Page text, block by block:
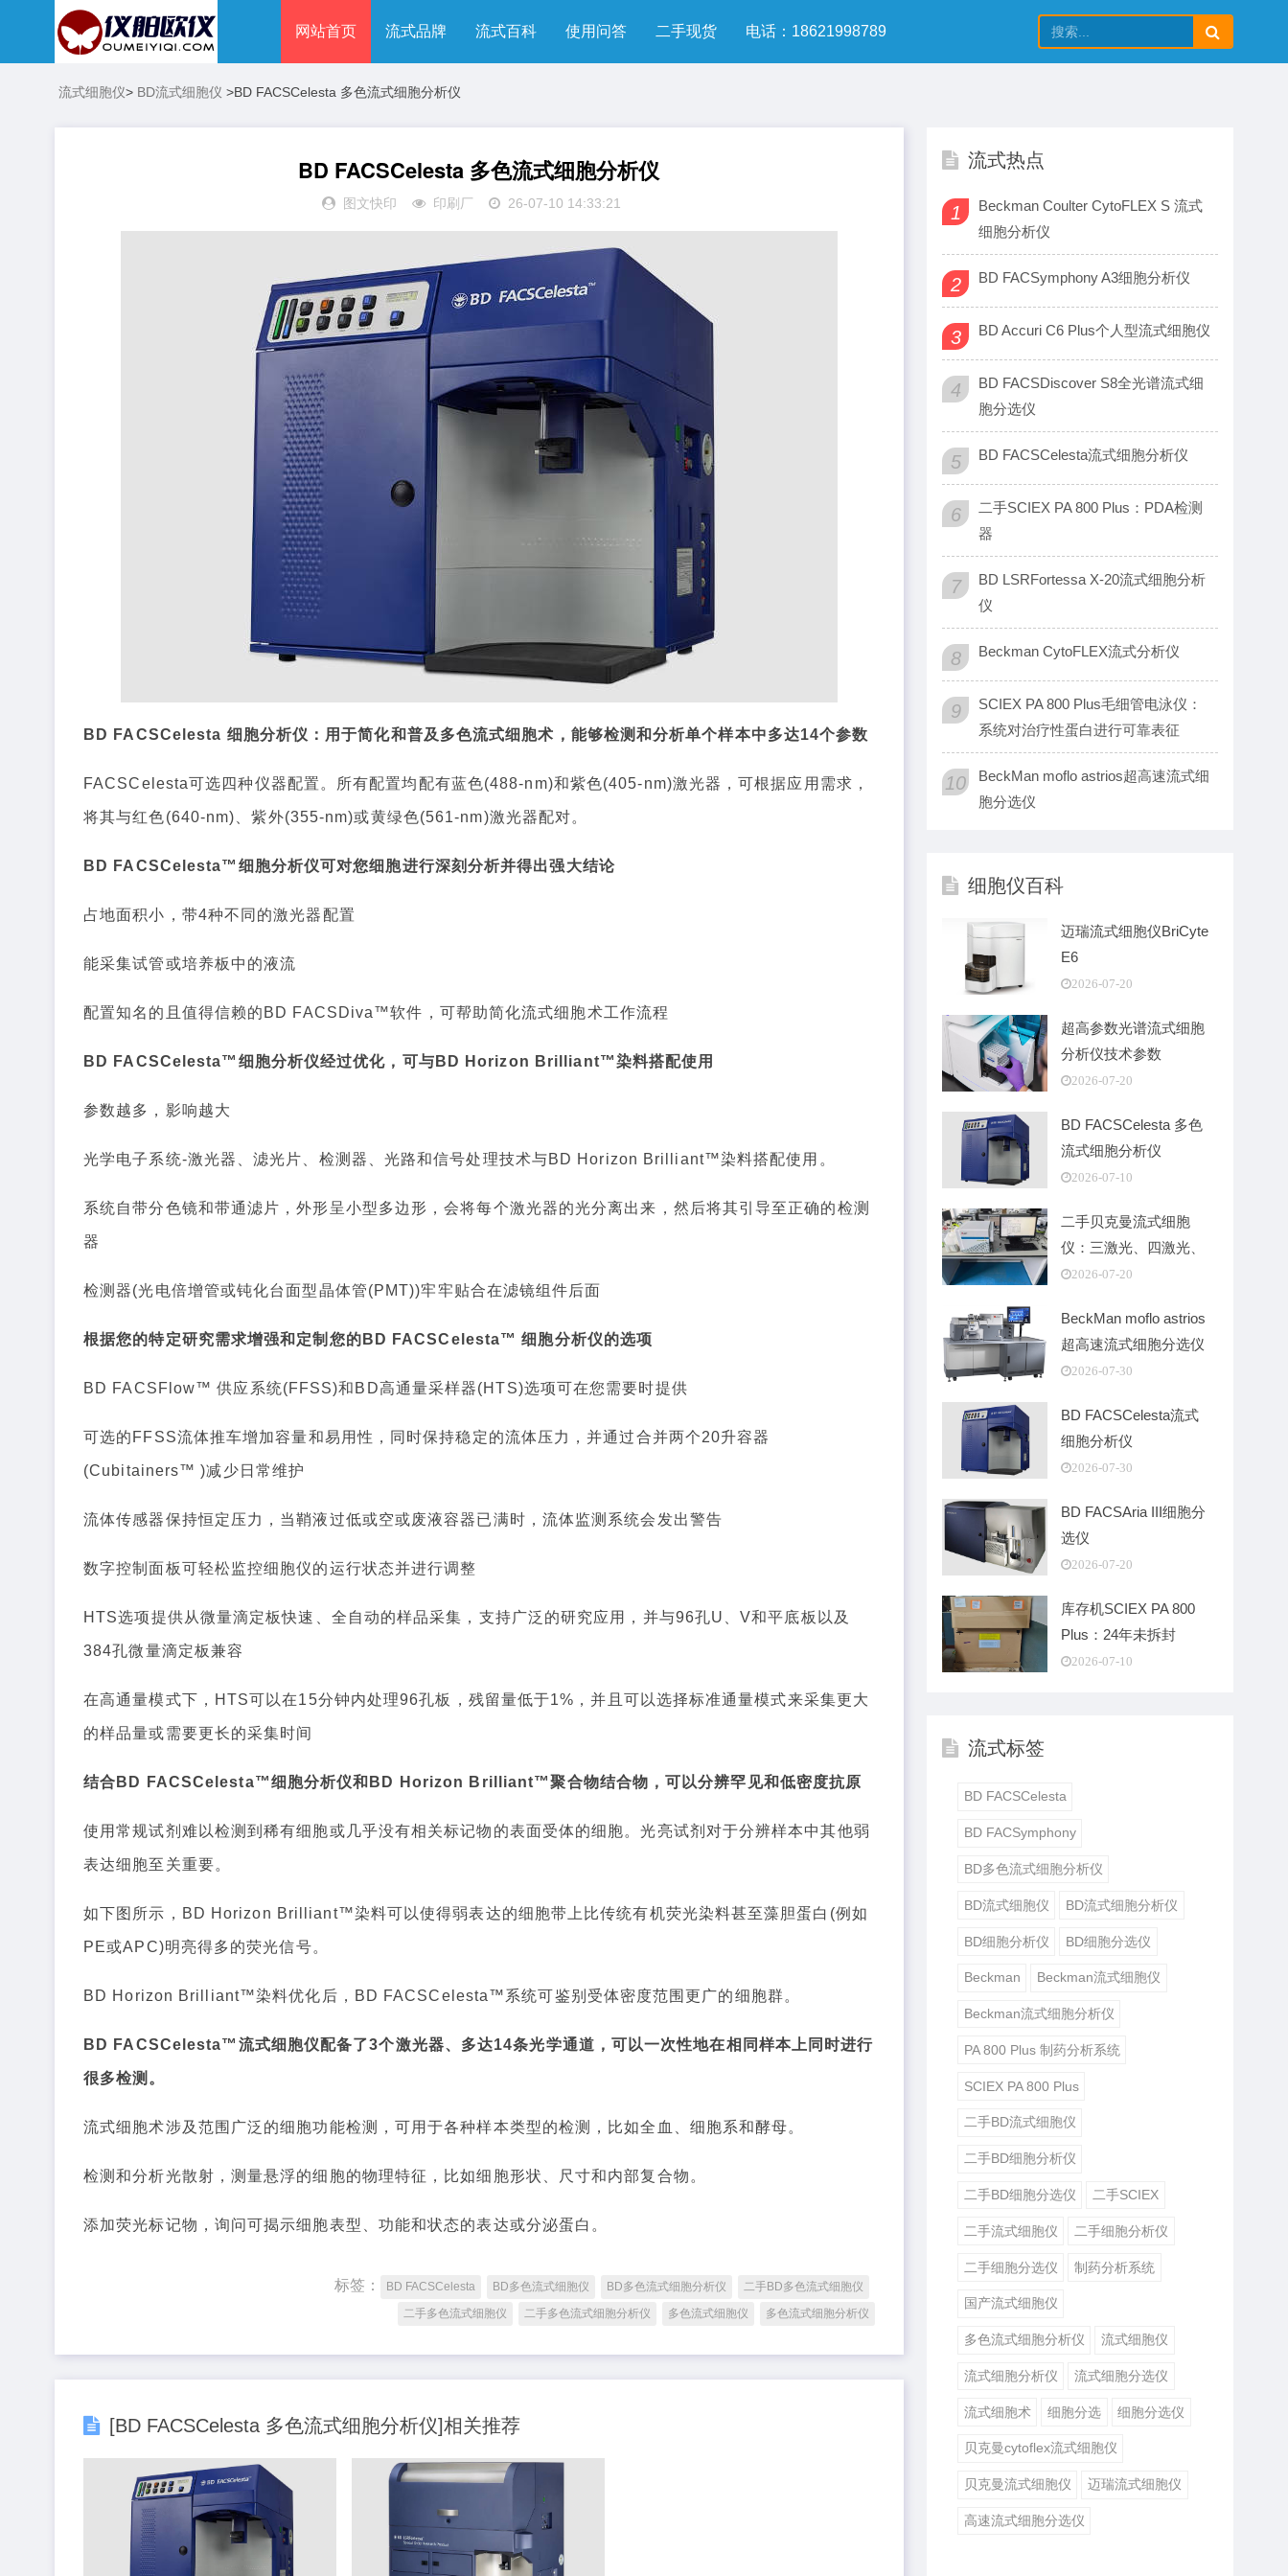
网站首页 流式品牌 流式百科 使用问答 二手现货 电话：18621998789
流式细胞仪> BD流式细胞仪 >BD FACSCelesta 多色流式细胞分析仪
BD FACSCelesta 多色流式细胞分析仪
图文快印 印刷厂 26-07-10 14:33:21
BD FACSCelesta 细胞分析仪：用于简化和普及多色流式细胞术，能够检测和分析单个样本中多达14个参数
FACSCelesta可选四种仪器配置。所有配置均配有蓝色(488-nm)和紫色(405-nm)激光器，可根据应用需求，
将其与红色(640-nm)、紫外(355-nm)或黄绿色(561-nm)激光器配对。
BD FACSCelesta™细胞分析仪可对您细胞进行深刻分析并得出强大结论
占地面积小，带4种不同的激光器配置
能采集试管或培养板中的液流
配置知名的且值得信赖的BD FACSDiva™软件，可帮助简化流式细胞术工作流程
BD FACSCelesta™细胞分析仪经过优化，可与BD Horizon Brilliant™染料搭配使用
参数越多，影响越大
光学电子系统-激光器、滤光片、检测器、光路和信号处理技术与BD Horizon Brilliant™染料搭配使用。
系统自带分色镜和带通滤片，外形呈小型多边形，会将每个激光器的光分离出来，然后将其引导至正确的检测
器
检测器(光电倍增管或钝化台面型晶体管(PMT))牢牢贴合在滤镜组件后面
根据您的特定研究需求增强和定制您的BD FACSCelesta™ 细胞分析仪的选项
BD FACSFlow™ 供应系统(FFSS)和BD高通量采样器(HTS)选项可在您需要时提供
可选的FFSS流体推车增加容量和易用性，同时保持稳定的流体压力，并通过合并两个20升容器
(Cubitainers™ )减少日常维护
流体传感器保持恒定压力，当鞘液过低或空或废液容器已满时，流体监测系统会发出警告
数字控制面板可轻松监控细胞仪的运行状态并进行调整
HTS选项提供从微量滴定板快速、全自动的样品采集，支持广泛的研究应用，并与96孔U、V和平底板以及
384孔微量滴定板兼容
在高通量模式下，HTS可以在15分钟内处理96孔板，残留量低于1%，并且可以选择标准通量模式来采集更大
的样品量或需要更长的采集时间
结合BD FACSCelesta™细胞分析仪和BD Horizon Brilliant™聚合物结合物，可以分辨罕见和低密度抗原
使用常规试剂难以检测到稀有细胞或几乎没有相关标记物的表面受体的细胞。光亮试剂对于分辨样本中其他弱
表达细胞至关重要。
如下图所示，BD Horizon Brilliant™染料可以使得弱表达的细胞带上比传统有机荧光染料甚至藻胆蛋白(例如
PE或APC)明亮得多的荧光信号。
BD Horizon Brilliant™染料优化后，BD FACSCelesta™系统可鉴别受体密度范围更广的细胞群。
BD FACSCelesta™流式细胞仪配备了3个激光器、多达14条光学通道，可以一次性地在相同样本上同时进行
很多检测。
流式细胞术涉及范围广泛的细胞功能检测，可用于各种样本类型的检测，比如全血、细胞系和酵母。
检测和分析光散射，测量悬浮的细胞的物理特征，比如细胞形状、尺寸和内部复合物。
添加荧光标记物，询问可揭示细胞表型、功能和状态的表达或分泌蛋白。
标签： BD FACSCelesta BD多色流式细胞仪 BD多色流式细胞分析仪
二手BD多色流式细胞仪
二手多色流式细胞仪
二手多色流式细胞分析仪 多色流式细胞仪 多色流式细胞分析仪
[BD FACSCelesta 多色流式细胞分析仪]相关推荐
流式热点
1
Beckman Coulter CytoFLEX S 流式
细胞分析仪
2 BD FACSymphony A3细胞分析仪
3 BD Accuri C6 Plus个人型流式细胞仪
4
BD FACSDiscover S8全光谱流式细
胞分选仪
5 BD FACSCelesta流式细胞分析仪
6
二手SCIEX PA 800 Plus：PDA检测
器
7
BD LSRFortessa X-20流式细胞分析
仪
8 Beckman CytoFLEX流式分析仪
9
SCIEX PA 800 Plus毛细管电泳仪：
系统对治疗性蛋白进行可靠表征
10
BeckMan moflo astrios超高速流式细
胞分选仪
细胞仪百科
迈瑞流式细胞仪BriCyte
E6
2026-07-20
超高参数光谱流式细胞
分析仪技术参数
2026-07-20
BD FACSCelesta 多色
流式细胞分析仪
2026-07-10
二手贝克曼流式细胞
仪：三激光、四激光、
五激光
2026-07-20
BeckMan moflo astrios
超高速流式细胞分选仪
2026-07-30
BD FACSCelesta流式
细胞分析仪
2026-07-30
BD FACSAria III细胞分
选仪
2026-07-20
库存机SCIEX PA 800
Plus：24年未拆封
2026-07-10
流式标签
BD FACSCelesta
BD FACSymphony
BD多色流式细胞分析仪
BD流式细胞仪 BD流式细胞分析仪
BD细胞分析仪 BD细胞分选仪
Beckman Beckman流式细胞仪
Beckman流式细胞分析仪
PA 800 Plus 制药分析系统
SCIEX PA 800 Plus
二手BD流式细胞仪
二手BD细胞分析仪
二手BD细胞分选仪 二手SCIEX
二手流式细胞仪 二手细胞分析仪
二手细胞分选仪 制药分析系统
国产流式细胞仪
多色流式细胞分析仪 流式细胞仪
流式细胞分析仪 流式细胞分选仪
流式细胞术 细胞分选 细胞分选仪
贝克曼cytoflex流式细胞仪
贝克曼流式细胞仪 迈瑞流式细胞仪
高速流式细胞分选仪